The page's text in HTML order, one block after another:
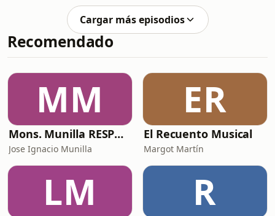
mut, però entre el 1950 i el 1965 es va
obrir al món, gràcies sob
temps grisos de la postguerra i la
dictadura. Ja fos al teatre, a la
televisió o amb monòlegs, sàtires de
costums i autèntics tractats de
connectar amb la gent d'una manera
especial, perquè se sentia reflectida
en aquest barceloní
Cargar más episodios
Recomendado
MM
Mons. Munilla RESPONDE
Jose Ignacio Munilla
ER
El Recuento Musical
Margot Martín
LM R